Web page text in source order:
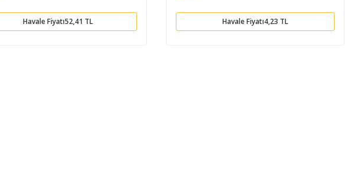
Havale Fiyatı52,41 TL Havale Fiyatı4,23 TL